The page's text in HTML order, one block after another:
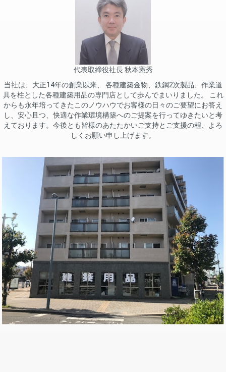
代表取締役社長 秋本憲秀
当社は、大正14年の創業以来、 各種建築金物、鉄鋼2次製品、作業道
具を柱とした各種建築用品の専門店として歩んでまいりました。 これ
からも永年培ってきたこのノウハウでお客様の日々のご要望にお答え
し、安心且つ、快適な作業環境構築へのご提案を行ってゆきたいと考
えております。今後とも皆様のあたたかいご支持とご支援の程、よろ
しくお願い申し上げます。